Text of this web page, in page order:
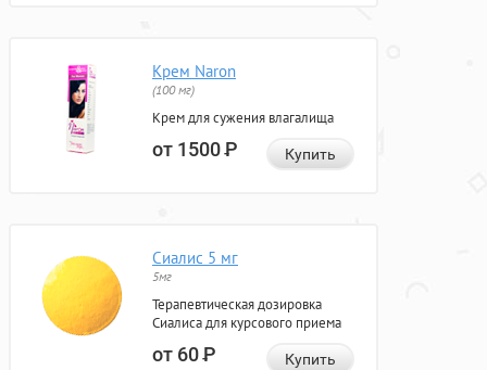
Крем Naron
(100 мг)
Крем для сужения влагалища
от 1500Р Купить
Сиалис 5 мг
5мг
Терапевтическая дозировка
Сиалиса для курсового приема
от 60Р Купить